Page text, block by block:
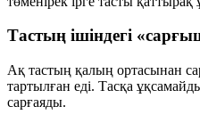
Тастың ішіндегі
Ақ тастың қалың ортасынан
тартылған еді. Тасқа
сарғаяды.